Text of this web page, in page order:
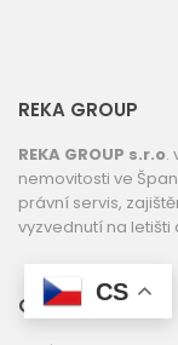
REKA GROUP
REKA GROUP s.r.o.
nemovitosti ve
právní servis,
vyzvednutí na letišti
ODKAZY
CS